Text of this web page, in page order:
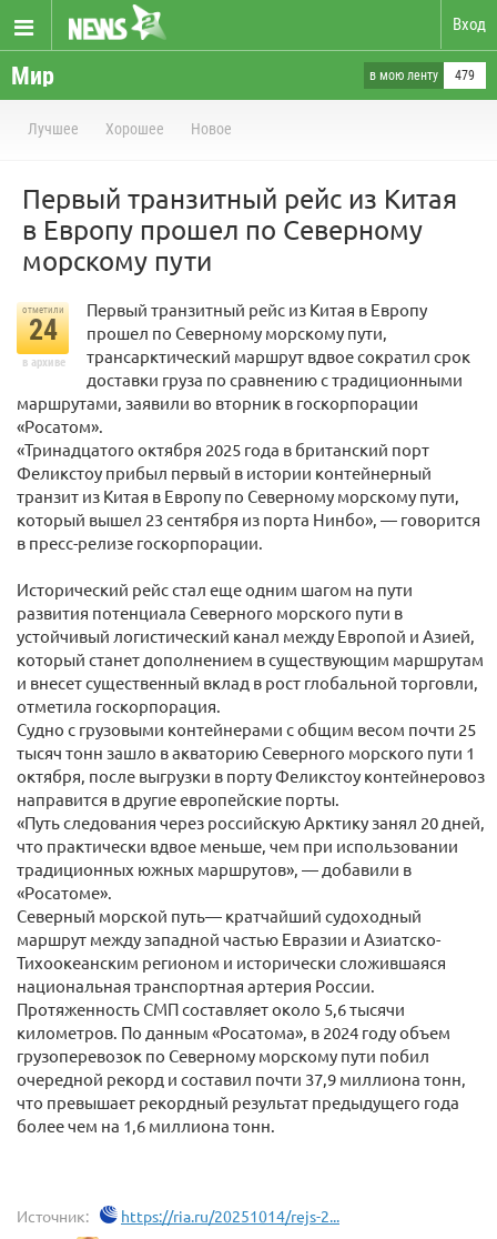
Вход
Мир в мою ленту 479
Лучшее Хорошее Новое
Первый транзитный рейс из Китая
в Европу прошел по Северному
морскому пути
отметили
24
в архиве
Первый транзитный рейс из Китая в Европу
прошел по Северному морскому пути,
трансарктический маршрут вдвое сократил срок
доставки груза по сравнению с традиционными
маршрутами, заявили во вторник в госкорпорации
«Росатом».
«Тринадцатого октября 2025 года в британский порт
Феликстоу прибыл первый в истории контейнерный
транзит из Китая в Европу по Северному морскому пути,
который вышел 23 сентября из порта Нинбо», — говорится
в пресс-релизе госкорпорации.
Исторический рейс стал еще одним шагом на пути
развития потенциала Северного морского пути в
устойчивый логистический канал между Европой и Азией,
который станет дополнением в существующим маршрутам
и внесет существенный вклад в рост глобальной торговли,
отметила госкорпорация.
Судно с грузовыми контейнерами с общим весом почти 25
тысяч тонн зашло в акваторию Северного морского пути 1
октября, после выгрузки в порту Феликстоу контейнеровоз
направится в другие европейские порты.
«Путь следования через российскую Арктику занял 20 дней,
что практически вдвое меньше, чем при использовании
традиционных южных маршрутов», — добавили в
«Росатоме».
Северный морской путь— кратчайший судоходный
маршрут между западной частью Евразии и Азиатско-
Тихоокеанским регионом и исторически сложившаяся
национальная транспортная артерия России.
Протяженность СМП составляет около 5,6 тысячи
километров. По данным «Росатома», в 2024 году объем
грузоперевозок по Северному морскому пути побил
очередной рекорд и составил почти 37,9 миллиона тонн,
что превышает рекордный результат предыдущего года
более чем на 1,6 миллиона тонн.
Источник: https://ria.ru/20251014/rejs-2...